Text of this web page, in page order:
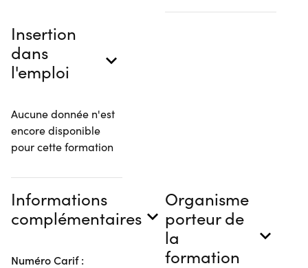
Insertion
dans
l'emploi
Aucune donnée n'est
encore disponible
pour cette formation
Informations
complémentaires
Numéro Carif :
Organisme
porteur de
la
formation